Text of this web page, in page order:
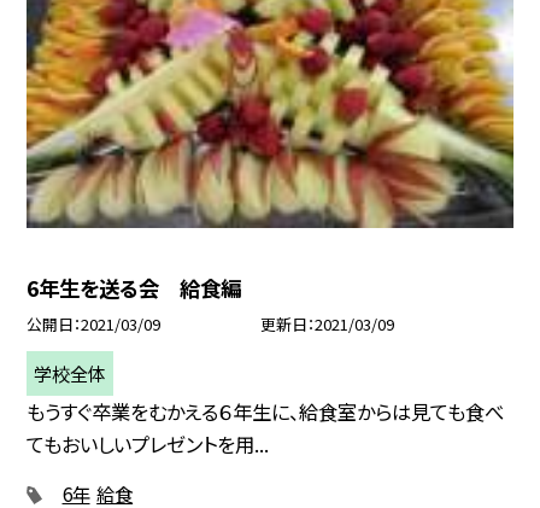
6年生を送る会 給食編
公開日 2021/03/09 更新日 2021/03/09
学校全体
もうすぐ卒業をむかえる６年生に、給食室からは見ても食べ
てもおいしいプレゼントを用...
6年 給食